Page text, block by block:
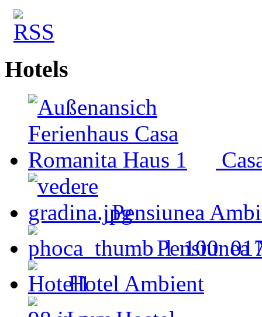
Hotels
Pensiunea
Pensiunea
Hotel Ambient